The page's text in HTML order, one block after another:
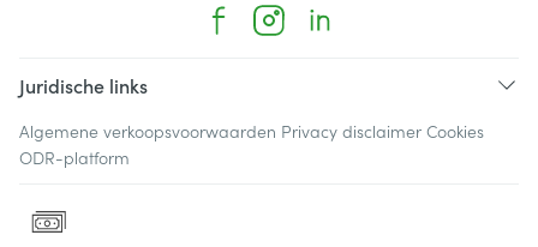
Juridische links
Algemene verkoopsvoorwaarden Privacy disclaimer Cookies
ODR-platform